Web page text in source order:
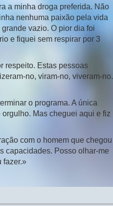
a minha droga preferida. Não
nenhuma paixão pela vida
vazio. O pior dia foi
e fiquei sem respirar por 3
respeito. Estas pessoas
no, viram-no, viveram-no.
o programa. A única
Mas cheguei aqui e fiz
com o homem que chegou
capacidades. Posso olhar-me
fazer.»